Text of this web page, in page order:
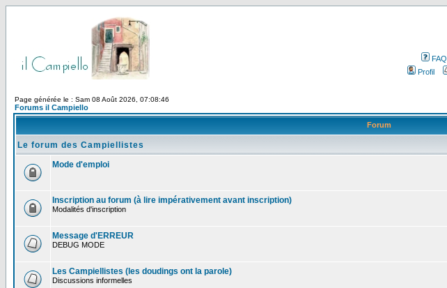
FAQ
Profil
Page générée le : Sam 08 Août 2026, 07:08:46
Forums il Campiello
Forum
Le forum des Campiellistes
Mode d'emploi
Inscription au forum (à lire impérativement avant inscription)
Modalités d'inscription
Message d'ERREUR
DEBUG MODE
Les Campiellistes (les doudings ont la parole)
Discussions informelles